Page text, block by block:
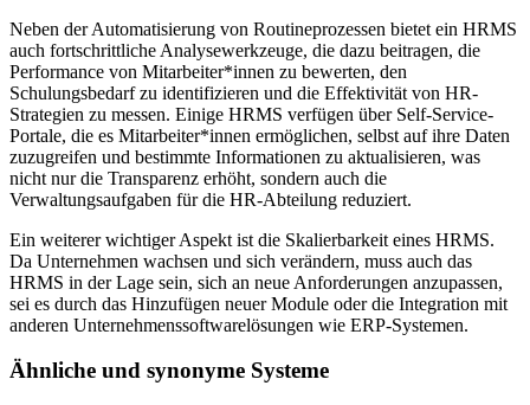
Neben der Automatisierung von Routineprozessen bietet ein HRMS
auch fortschrittliche Analysewerkzeuge, die dazu beitragen, die
Performance von Mitarbeiter*innen zu bewerten, den
Schulungsbedarf zu identifizieren und die Effektivität von HR-
Strategien zu messen. Einige HRMS verfügen über Self-Service-
Portale, die es Mitarbeiter*innen ermöglichen, selbst auf ihre Daten
zuzugreifen und bestimmte Informationen zu aktualisieren, was
nicht nur die Transparenz erhöht, sondern auch die
Verwaltungsaufgaben für die HR-Abteilung reduziert.
Ein weiterer wichtiger Aspekt ist die Skalierbarkeit eines HRMS.
Da Unternehmen wachsen und sich verändern, muss auch das
HRMS in der Lage sein, sich an neue Anforderungen anzupassen,
sei es durch das Hinzufügen neuer Module oder die Integration mit
anderen Unternehmenssoftwarelösungen wie ERP-Systemen.
Ähnliche und synonyme Systeme